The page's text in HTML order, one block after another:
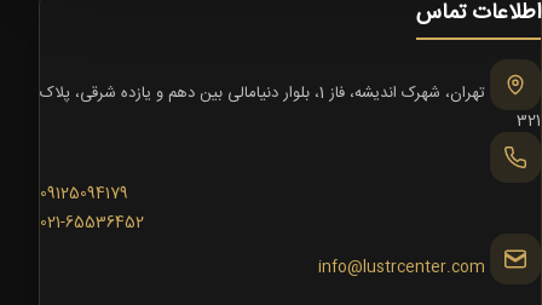
اطلاعات تماس
تهران، شهرک اندیشه، فاز 1، بلوار دنیامالی بین دهم و یازده شرقی، پلاک
321
09125094179
021-65536452
info@lustrcenter.com